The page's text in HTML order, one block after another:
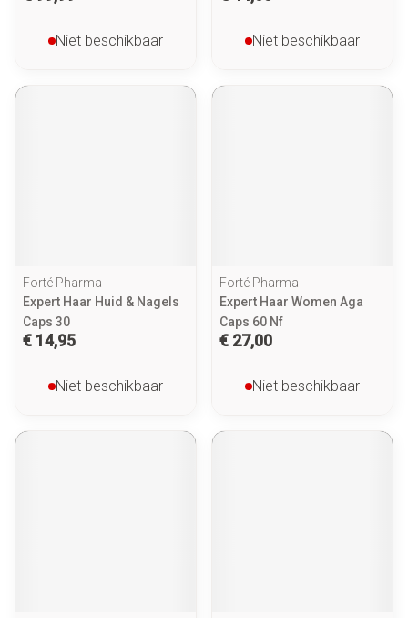
Niet beschikbaar Niet beschikbaar
Forté Pharma
Expert Haar Huid & Nagels
Caps 30
€ 14,95
Niet beschikbaar
Forté Pharma
Expert Haar Women Aga
Caps 60 Nf
€ 27,00
Niet beschikbaar